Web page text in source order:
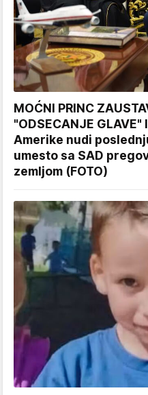
MOĆNI PRINC
"ODSECANJE
Amerike nudi
umesto sa SAD
zemljom (FOTO)